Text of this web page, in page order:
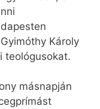
Károly
teológusokat.
másnapján